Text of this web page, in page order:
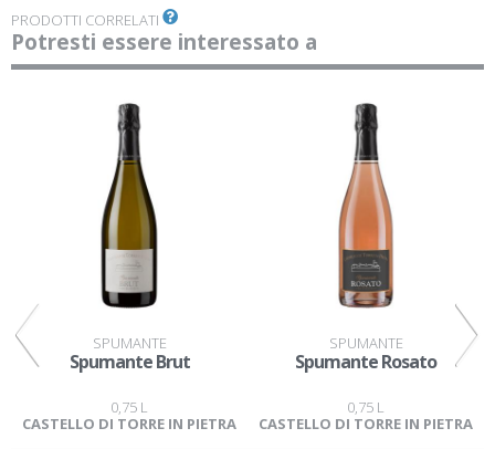
PRODOTTI CORRELATI
Potresti essere interessato a
SPUMANTE
Spumante Brut
0,75 L
CASTELLO DI TORRE IN PIETRA
SPUMANTE
Spumante Rosato
0,75 L
CASTELLO DI TORRE IN PIETRA